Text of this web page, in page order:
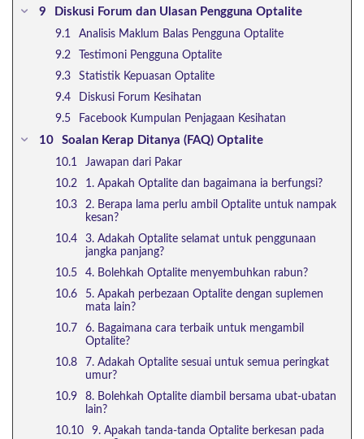
Diskusi Forum dan Ulasan Pengguna Optalite
Analisis Maklum Balas Pengguna Optalite
Testimoni Pengguna Optalite
Statistik Kepuasan Optalite
Diskusi Forum Kesihatan
Facebook Kumpulan Penjagaan Kesihatan
Soalan Kerap Ditanya (FAQ) Optalite
Jawapan dari Pakar
1. Apakah Optalite dan bagaimana ia berfungsi?
2. Berapa lama perlu ambil Optalite untuk nampak
kesan?
3. Adakah Optalite selamat untuk penggunaan
jangka panjang?
4. Bolehkah Optalite menyembuhkan rabun?
5. Apakah perbezaan Optalite dengan suplemen
mata lain?
6. Bagaimana cara terbaik untuk mengambil
Optalite?
7. Adakah Optalite sesuai untuk semua peringkat
umur?
8. Bolehkah Optalite diambil bersama ubat-ubatan
lain?
9. Apakah tanda-tanda Optalite berkesan pada